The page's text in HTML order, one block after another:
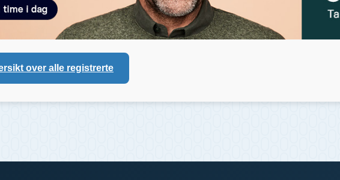
over alle registrerte